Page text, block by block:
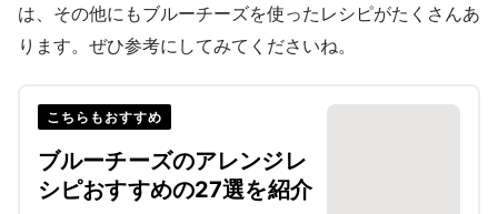
は、その他にもブルーチーズを使ったレシピがたくさんあ
ります。ぜひ参考にしてみてくださいね。
こちらもおすすめ
ブルーチーズのアレンジレ
シピおすすめの27選を紹介